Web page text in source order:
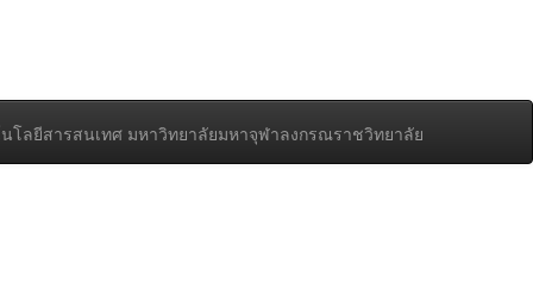
โลยีสารสนเทศ มหาวิทยาลัยมหาจุฬาลงกรณราชวิทยาลัย